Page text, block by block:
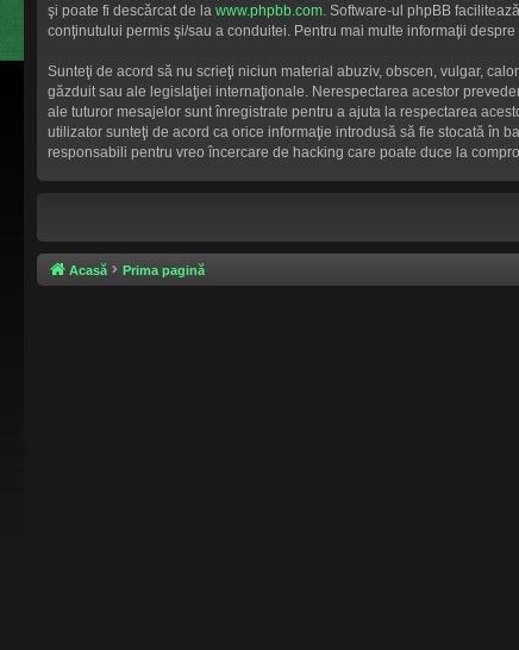
şi poate fi descărcat de la www.phpbb.com . Software-ul phpBB
conţinutului permis şi/sau a conduitei. Pentru mai multe informaţii despre
Sunteţi de acord să nu scrieţi niciun material abuziv, obscen, vulgar,
găzduit sau ale legislaţiei internaţionale. Nerespectarea acestor
ale tuturor mesajelor sunt înregistrate pentru a ajuta la respectarea
utilizator sunteţi de acord ca orice informaţie introdusă să fie stocată în
responsabili pentru vreo încercare de hacking care poate duce la
Acasă Prima pagină